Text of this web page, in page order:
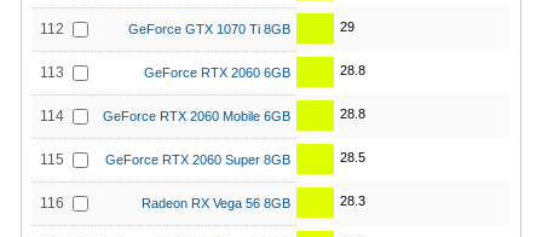
112 GeForce GTX 1070 Ti 8GB 29
113 GeForce RTX 2060 6GB 28.8
114 GeForce RTX 2060 Mobile 6GB 28.8
115 GeForce RTX 2060 Super 8GB 28.5
116 Radeon RX Vega 56 8GB 28.3